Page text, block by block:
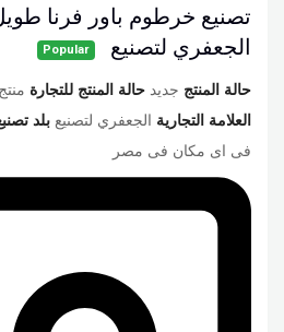
تصنيع خرطوم باور فرنا
الجعفري لتصنيع
Popular
حالة المنتج جديد حالة المنتج للتجارة
العلامة التجارية الجعفري لتصنيع بلد
فى اى مكان فى مصر